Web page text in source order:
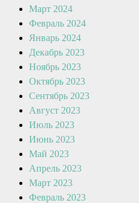
Март 2024
Февраль 2024
Январь 2024
Декабрь 2023
Ноябрь 2023
Октябрь 2023
Сентябрь 2023
Август 2023
Июль 2023
Июнь 2023
Май 2023
Апрель 2023
Март 2023
Февраль 2023